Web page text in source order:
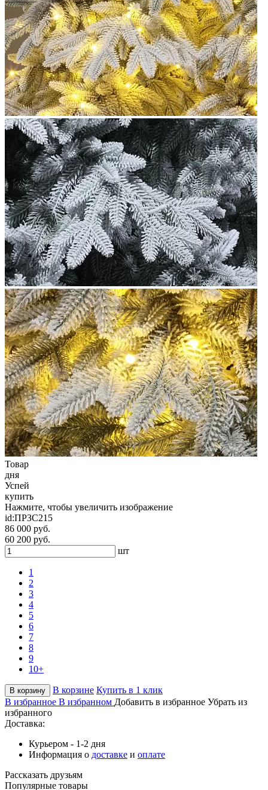
Товар
дня
Успей
купить
Нажмите, чтобы увеличить изображение
id:ПРЗС215
86 000 руб.
60 200 руб.
шт
1
2
3
4
5
6
7
8
9
10+
В корзину В корзине Купить в 1 клик
В избранное В избранном Добавить в избранное Убрать из
избранного
Доставка:
Курьером - 1-2 дня
Информация о доставке и оплате
Рассказать друзьям
Популярные товары